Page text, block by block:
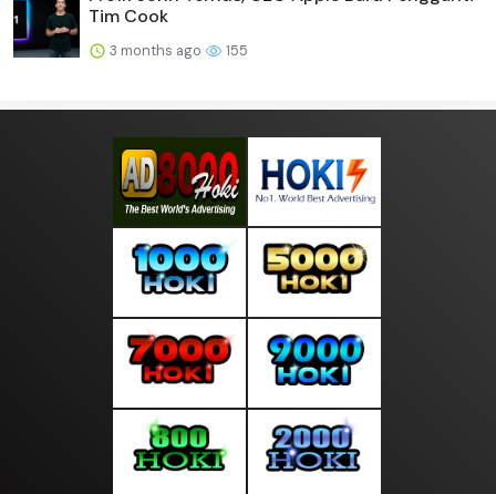
Tim Cook
3 months ago 155